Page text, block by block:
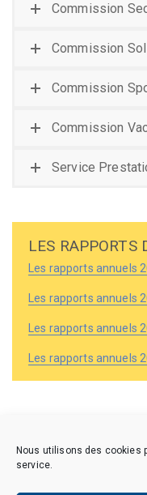
Nous utilisons des cookies
service.
Commission
Commission
Commission
Commission
Service
LES
Les rapports annuels
Les rapports annuels
Les rapports annuels
Les rapports annuels